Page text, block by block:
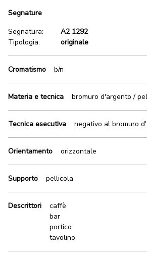
Segnature
Segnatura:
A2 1292
Tipologia:
originale
Cromatismo b/n
Materia e tecnica bromuro d'argento /
Tecnica esecutiva negativo al bromuro
Orientamento orizzontale
Supporto pellicola
Descrittori
caffè
bar
portico
tavolino